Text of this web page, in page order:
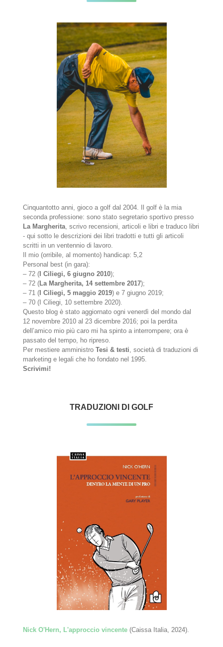
Cinquantotto anni, gioco a golf dal 2004. Il golf è la mia
seconda professione: sono stato segretario sportivo presso
La Margherita, scrivo recensioni, articoli e libri e traduco libri
- qui sotto le descrizioni dei libri tradotti e tutti gli articoli
scritti in un ventennio di lavoro.
Il mio (orribile, al momento) handicap: 5,2
Personal best (in gara):
– 72 ( I Ciliegi, 6 giugno 2010);
– 72 (La Margherita, 14 settembre 2017);
– 71 ( I Ciliegi, 5 maggio 2019) e 7 giugno 2019;
– 70 (I Ciliegi, 10 settembre 2020).
Questo blog è stato aggiornato ogni venerdì del mondo dal
12 novembre 2010 al 23 dicembre 2016; poi la perdita
dell’amico mio più caro mi ha spinto a interrompere; ora è
passato del tempo, ho ripreso.
Per mestiere amministroTesi & testi, società di traduzioni di
marketing e legali che ho fondato nel 1995.
Scrivimi!
TRADUZIONI DI GOLF
Nick O'Hern, L'approccio vincente(Caissa Italia, 2024).